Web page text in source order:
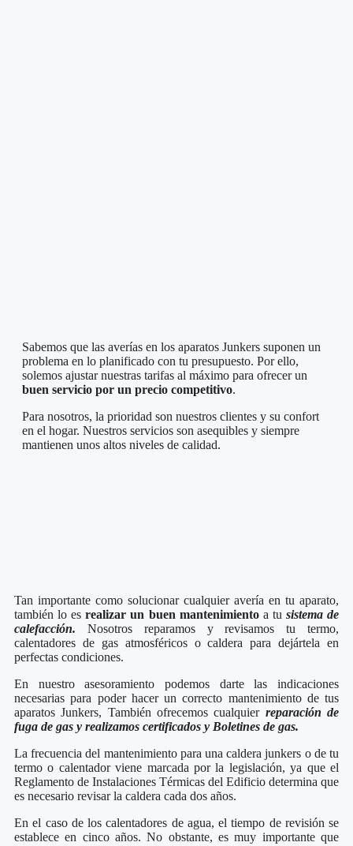
Sabemos que las averías en los aparatos Junkers suponen un
problema en lo planificado con tu presupuesto. Por ello,
solemos ajustar nuestras tarifas al máximo para ofrecer un
buen servicio por un precio competitivo.
Para nosotros, la prioridad son nuestros clientes y su confort
en el hogar. Nuestros servicios son asequibles y siempre
mantienen unos altos niveles de calidad.
Tan importante como solucionar cualquier avería en tu aparato,
también lo esrealizar un buen mantenimientoa tu sistema de
calefacción. Nosotros reparamos y revisamos tu termo,
calentadores de gas atmosféricos o caldera para dejártela en
perfectas condiciones.
En nuestro asesoramiento podemos darte las indicaciones
necesarias para poder hacer un correcto mantenimiento de tus
aparatos Junkers, También ofrecemos cualquier reparación de
fuga de gas y realizamos certificados y Boletines de gas.
La frecuencia del mantenimiento para una caldera junkers o de tu
termo o calentador viene marcada por la legislación, ya que el
Reglamento de Instalaciones Térmicas del Edificio determina que
es necesario revisar la caldera cada dos años.
En el caso de los calentadores de agua, el tiempo de revisión se
establece en cinco años. No obstante, es muy importante que